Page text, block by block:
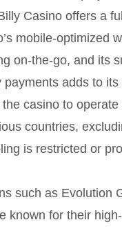
Casino offers a
mobile-optimized
on-the-go, and its
payments adds to
casino to
countries,
is restricted or
such as Evolution
known for their